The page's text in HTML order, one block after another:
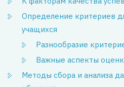
Определение критериев
учащихся
Разнообразие
Важные аспекты
Методы сбора и анализа